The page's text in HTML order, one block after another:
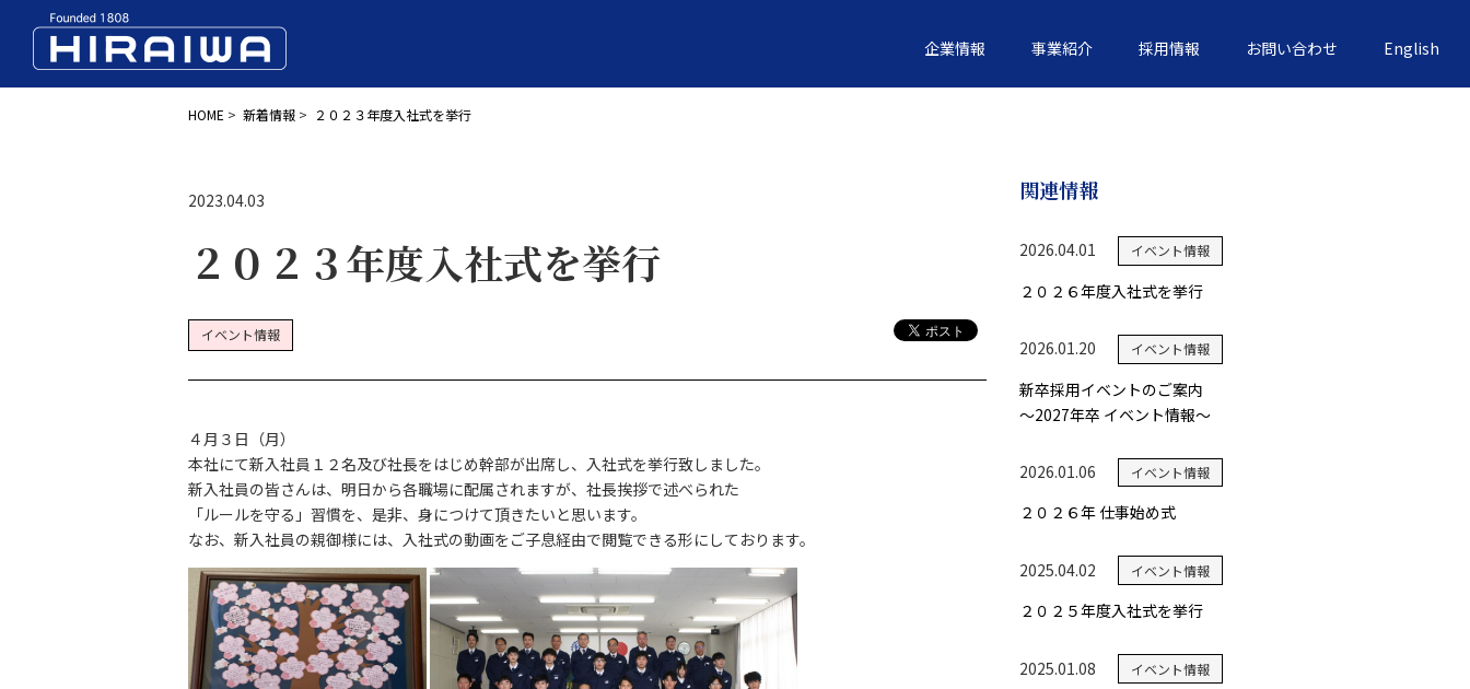
企業情報 事業紹介 採用情報 お問い合わせ English
HOME > 新着情報 > ２０２３年度入社式を挙行
2023.04.03
２０２３年度入社式を挙行
イベント情報
４月３日（月）
本社にて新入社員１２名及び社長をはじめ幹部が出席し、入社式を挙行致しました。
新入社員の皆さんは、明日から各職場に配属されますが、社長挨拶で述べられた
「ルールを守る」習慣を、是非、身につけて頂きたいと思います。
なお、新入社員の親御様には、入社式の動画をご子息経由で閲覧できる形にしております。
関連情報
2026.04.01 イベント情報
２０２６年度入社式を挙行
2026.01.20 イベント情報
新卒採用イベントのご案内
～2027年卒 イベント情報～
2026.01.06 イベント情報
２０２６年 仕事始め式
2025.04.02 イベント情報
２０２５年度入社式を挙行
2025.01.08 イベント情報